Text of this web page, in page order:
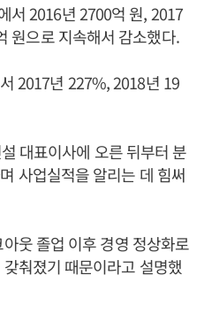
서 2016년 2700억 원, 2017
원으로 지속해서 감소했다.
2017년 227%, 2018년 19
대표이사에 오른 뒤부터 분
사업실적을 알리는 데 힘써
웃 졸업 이후 경영 정상화로
춰졌기 때문이라고 설명했